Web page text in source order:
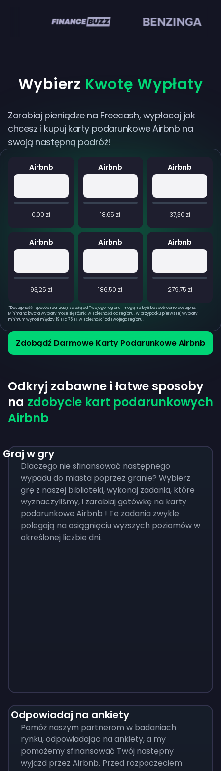
Zdobądź Darmowe Karty Podarunkowe Airbnb
Airbnb
0,00 zł
Airbnb
18,65 zł
Airbnb
37,30 zł
Airbnb
93,25 zł
Airbnb
186,50 zł
Airbnb
279,75 zł
*Dostępność i sposób realizacji zależą od Twojego regionu i mogą nie być bezpośrednio dostępne.
Minimalna kwota wypłaty może się różnić w zależności od regionu. W przypadku pierwszej wypłaty
minimum wynosi między 19 zł a 75 zł, w zależności od Twojego regionu.
Wybierz Kwotę Wypłaty
Zarabiaj pieniądze na Freecash, wypłacaj jak
chcesz i kupuj karty podarunkowe Airbnb na
swoją następną podróż!
Odkryj zabawne i łatwe sposoby
na zdobycie kart podarunkowych
Airbnb
Graj w gry
Dlaczego nie sfinansować następnego
wypadu do miasta poprzez granie? Wybierz
grę z naszej biblioteki, wykonaj zadania, które
wyznaczyliśmy, i zarabiaj gotówkę na karty
podarunkowe Airbnb ! Te zadania zwykle
polegają na osiągnięciu wyższych poziomów w
określonej liczbie dni.
Odpowiadaj na ankiety
Pomóż naszym partnerom w badaniach
rynku, odpowiadając na ankiety, a my
pomożemy sfinansować Twój następny
wyjazd przez Airbnb. Przed rozpoczęciem